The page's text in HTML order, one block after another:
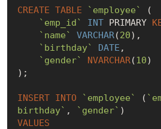
CREATE TABLE `employee`
(
`emp_id`
INT PRIMARY
`name`
VARCHAR(20),
`birthday`
DATE ,
`gender`
NVARCHAR(10)
);
INSERT INTO `employee` (
birthday` , `gender`
VALUES